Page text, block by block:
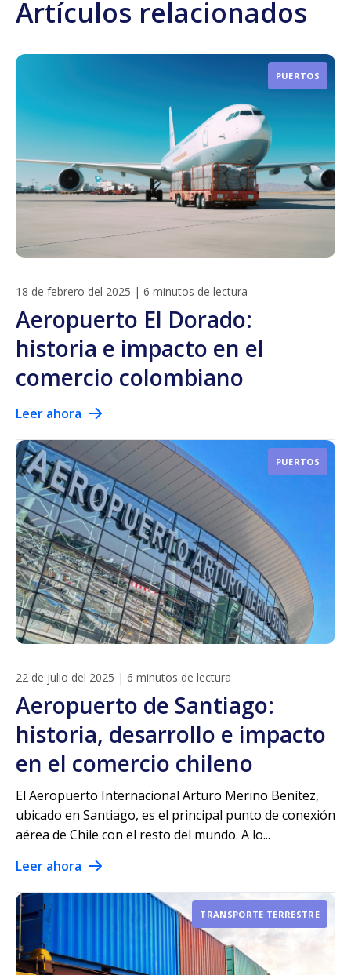
Artículos relacionados
PUERTOS
18 de febrero del 2025 | 6 minutos de lectura
Aeropuerto El Dorado:
historia e impacto en el
comercio colombiano
Leer ahora
PUERTOS
22 de julio del 2025 | 6 minutos de lectura
Aeropuerto de Santiago:
historia, desarrollo e impacto
en el comercio chileno
El Aeropuerto Internacional Arturo Merino Benítez,
ubicado en Santiago, es el principal punto de conexión
aérea de Chile con el resto del mundo. A lo...
Leer ahora
TRANSPORTE TERRESTRE